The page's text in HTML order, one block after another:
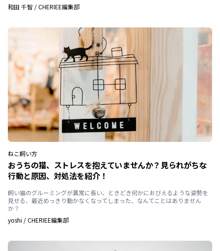
和田 千智 /CHERIEE編集部
ねこ飼い方
おうちの猫、ストレスを抱えていませんか？見られがちな
行動と原因、対処法を紹介！
飼い猫のグルーミングが異常に長い、ときどき何かにおびえるような姿勢を
見せる、最近めっきり動かなくなってしまった、なんてことはありません
か？
yoshi /CHERIEE編集部